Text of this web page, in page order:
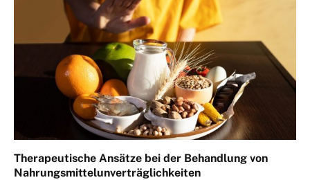
Therapeutische Ansätze bei der Behandlung von
Nahrungsmittelunverträglichkeiten